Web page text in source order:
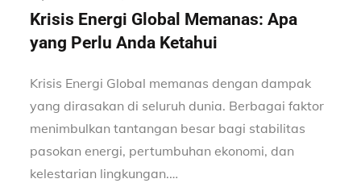
on
Krisis Energi Global Memanas: Apa
yang Perlu Anda Ketahui
Krisis Energi Global memanas dengan dampak
yang dirasakan di seluruh dunia. Berbagai faktor
menimbulkan tantangan besar bagi stabilitas
pasokan energi, pertumbuhan ekonomi, dan
kelestarian lingkungan.…